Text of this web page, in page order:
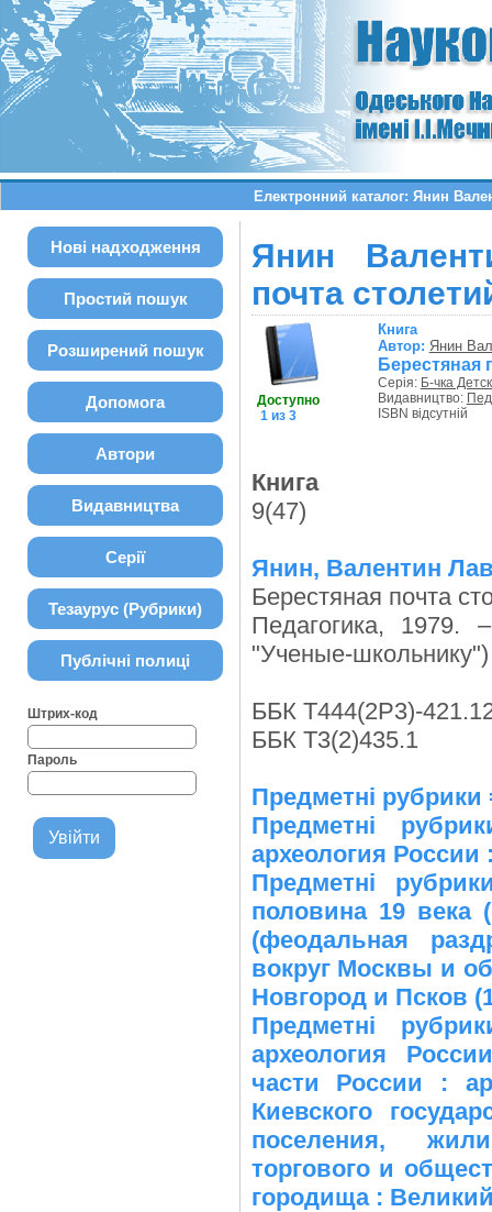
Електронний каталог: Янин
Нові надходження
Простий пошук
Розширений пошук
Допомога
Автори
Видавництва
Серії
Тезаурус (Рубрики)
Публічні полиці
Штрих-код
Пароль
Янин
почта
Доступно
1 из 3
Книга
Автор: Янин
Берестяная
Серія: Б-чка
Видавництво:
ISBN відсутній
Книга
9(47)
Янин, Валентин
Берестяная почта
Педагогика,
"Ученые-
ББК Т444(2Р3)-
ББК Т3(2)435.1
Предметні
Предметні
археология
Предметні
половина 19 века
(феодальная
вокруг Москвы и
Новгород и Псков
Предметні
археология
части России :
Киевского
поселения,
торгового и
городища :